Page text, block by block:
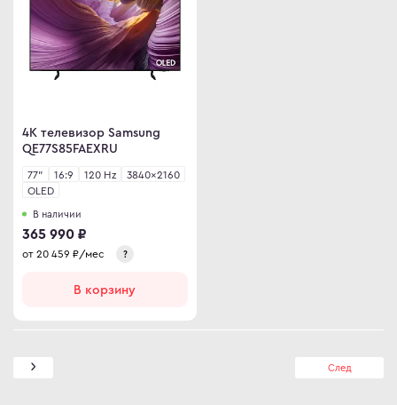
4K телевизор Samsung
QE77S85FAEXRU
77" 16:9 120 Hz
3840×2160
OLED
В наличии
365 990 ₽
от 20 459 ₽/мес ?
В корзину
След